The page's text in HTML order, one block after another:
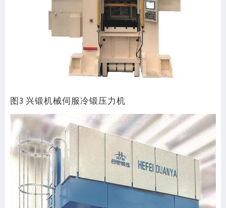
图3 兴锻机械伺服冷锻压力机